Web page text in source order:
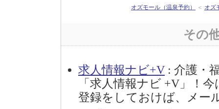
オズモール（温泉予約） ＜ オズ
その
求人情報ナビ+V : 介護・
「求人情報ナビ +V」！
登録をしておけば、メー